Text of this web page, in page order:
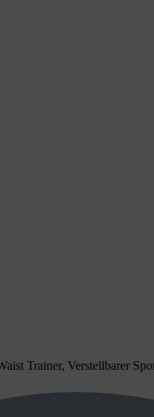
Trainer, Verstellbarer